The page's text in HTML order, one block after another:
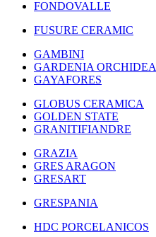
FONDOVALLE
FUSURE CERAMIC
GAMBINI
GARDENIA ORCHIDEA
GAYAFORES
GLOBUS CERAMICA
GOLDEN STATE
GRANITIFIANDRE
GRAZIA
GRES ARAGON
GRESART
GRESPANIA
HDC PORCELANICOS